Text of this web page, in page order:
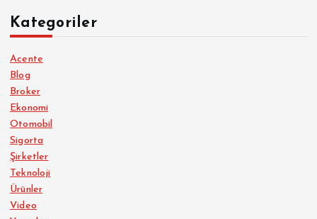
Kategoriler
Acente
Blog
Broker
Ekonomi
Otomobil
Sigorta
Şirketler
Teknoloji
Ürünler
Video